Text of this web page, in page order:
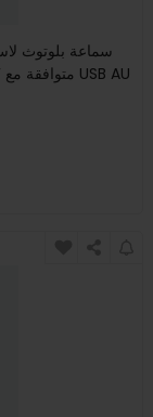
الصوت عالي الدقة بدون استخدام اليدين بطاقة TF متوافقة مع USB AU